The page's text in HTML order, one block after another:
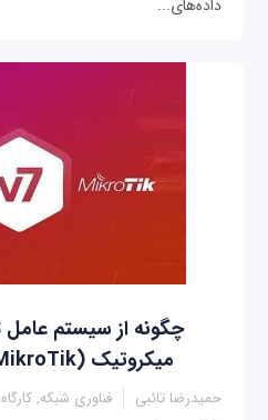
داده‌های...
میکروتیک (MikroTik) استفاده کنیم؟
حمیدرضا تائبی فناوری شبکه, کارگاه